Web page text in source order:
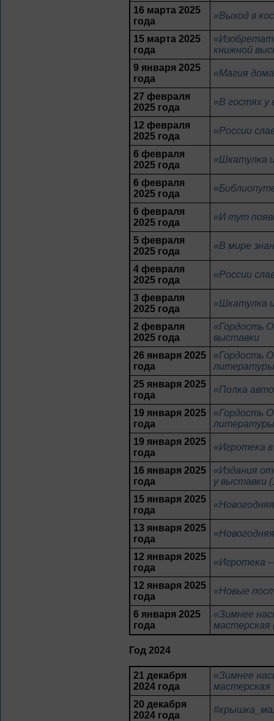
16 марта 2025
года
«Выход в
15 марта 2025
года
книжной
9 января 2025
года
«Магия
27 февраля
2025 года
«В гостях
12 февраля
2025 года
«России
6 февраля
2025 года
«Шкатулка
6 февраля
2025 года
6 февраля
2025 года
«И тут
5 февраля
2025 года
«В мире
4 февраля
2025 года
«России
3 февраля
2025 года
«Шкатулка
2 февраля
2025 года
«Гордость
выставки
26 января 2025
года
«Гордость
литературы
25 января 2025
года
«Полка
19 января 2025
года
«Гордость
литературы
19 января 2025
года
«Игротека
16 января 2025
года
«Издания
у выставки
15 января 2025
года
13 января 2025
года
12 января 2025
года
«Игротека
12 января 2025
года
«Новые
6 января 2025
года
«Зимнее
мастерская
Год 2024
21 декабря
2024 года
«Зимнее
мастерская
20 декабря
2024 года